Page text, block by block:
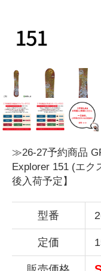
≫26-27予約商品
Explorer 151 (エク
後入荷予定】
型番
定価